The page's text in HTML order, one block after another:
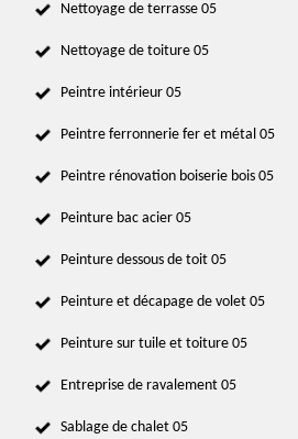
Nettoyage de terrasse 05
Nettoyage de toiture 05
Peintre intérieur 05
Peintre ferronnerie fer et métal 05
Peintre rénovation boiserie bois 05
Peinture bac acier 05
Peinture dessous de toit 05
Peinture et décapage de volet 05
Peinture sur tuile et toiture 05
Entreprise de ravalement 05
Sablage de chalet 05